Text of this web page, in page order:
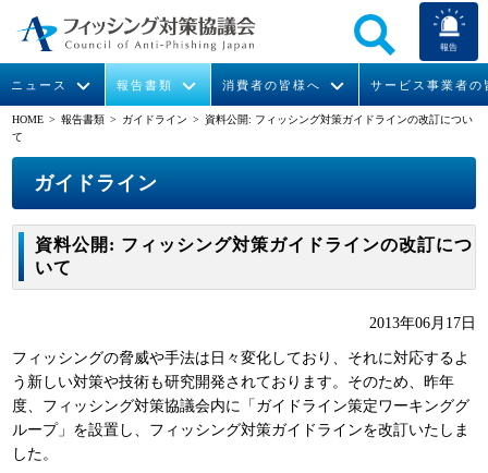
報告
ニュース
イベント
報告書類
月次報告書
消費者の皆様へ
フィッシングの報告
サービス事業者の
STOP. THINK. CONNECT.
運営委員紹介
WG活動
メンバー
HOME > 報告書類 > ガイドライン > 資料公開: フィッシング対策ガイドラインの改訂につい
て
ガイドライン
資料公開: フィッシング対策ガイドラインの改訂につ
いて
2013年06月17日
フィッシングの脅威や手法は日々変化しており、それに対応するよ
う新しい対策や技術も研究開発されております。そのため、昨年
度、フィッシング対策協議会内に「ガイドライン策定ワーキンググ
ループ」を設置し、フィッシング対策ガイドラインを改訂いたしま
した。